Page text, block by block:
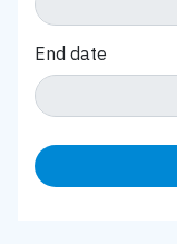
End date